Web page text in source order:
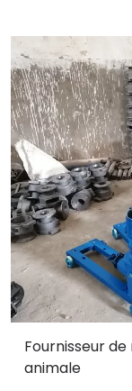
Fournisseur
animale